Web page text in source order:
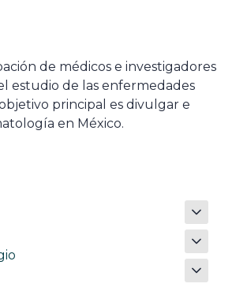
de médicos e investigadores
estudio de las enfermedades
principal es divulgar e
en México.